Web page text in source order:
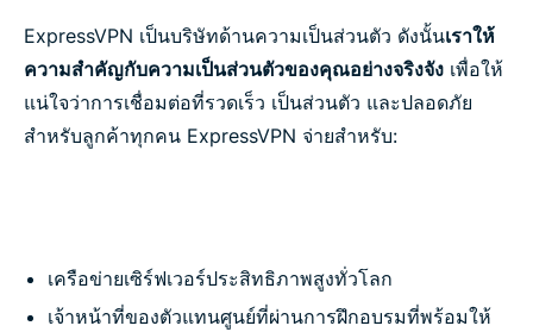
VPN แบบมีค่าบริการ: ข้อได้เปรียบที่มากกว่า
VPN ฟรี และ VPN แบบมีค่าบริการ: การเปรียบเทียบ
คำถามที่พบบ่อย
ExpressVPN เป็นบริษัทด้านความเป็นส่วนตัว ดังนั้นเราให้
ความสำคัญกับความเป็นส่วนตัวของคุณอย่างจริงจัง เพื่อให้
แน่ใจว่าการเชื่อมต่อที่รวดเร็ว เป็นส่วนตัว และปลอดภัย
สำหรับลูกค้าทุกคน ExpressVPN จ่ายสำหรับ:
เครือข่ายเซิร์ฟเวอร์ประสิทธิภาพสูงทั่วโลก
เจ้าหน้าที่ของตัวแทนศูนย์ที่ผ่านการฝึกอบรมที่พร้อมให้